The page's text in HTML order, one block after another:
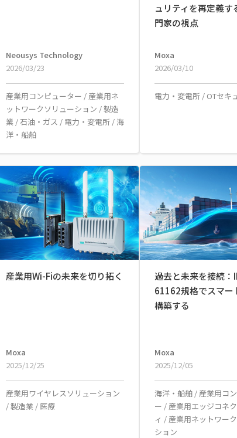
Neousys Technology
2026/03/23
産業用コンピューター / 産業用ネ
ットワークソリューション /製造
業 /石油・ガス / 電力・変電所 / 海
洋・船舶
ュリティを再定義す
門家の視点
Moxa
2026/03/10
電力・変電所 / OTセキ
産業用Wi-Fiの未来を切り拓く
Moxa
2025/12/25
産業用ワイヤレスソリューション
/製造業 / 医療
過去と未来を接続：
61162規格でスマー
構築する
Moxa
2025/12/05
海洋・船舶 / 産業用コ
ー / 産業用エッジコネ
ィ / 産業用ネットワー
ション